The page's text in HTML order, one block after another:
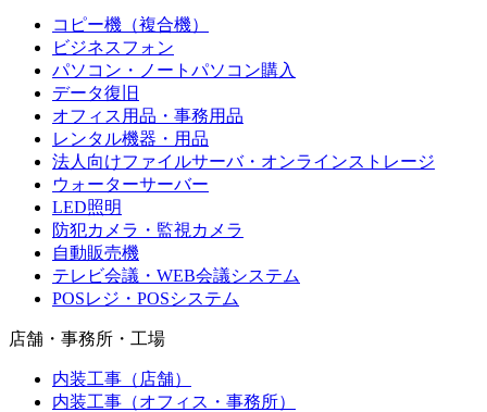
コピー機（複合機）
ビジネスフォン
パソコン・ノートパソコン購入
データ復旧
オフィス用品・事務用品
レンタル機器・用品
法人向けファイルサーバ・オンラインストレージ
ウォーターサーバー
LED照明
防犯カメラ・監視カメラ
自動販売機
テレビ会議・WEB会議システム
POSレジ・POSシステム
店舗・事務所・工場
内装工事（店舗）
内装工事（オフィス・事務所）